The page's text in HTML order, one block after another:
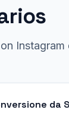
Instagram
da